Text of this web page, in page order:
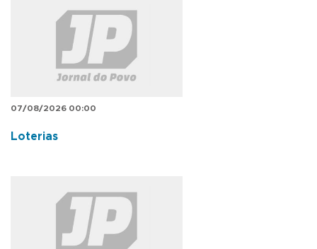
07/08/2026 00:00
Loterias